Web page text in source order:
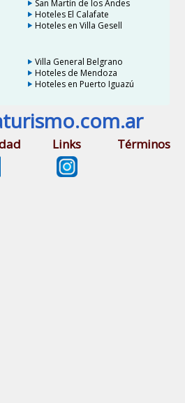
San Martín de los Andes
Hoteles El Calafate
Hoteles en Villa Gesell
Villa General Belgrano
Hoteles de Mendoza
Hoteles en Puerto Iguazú
Links Términos